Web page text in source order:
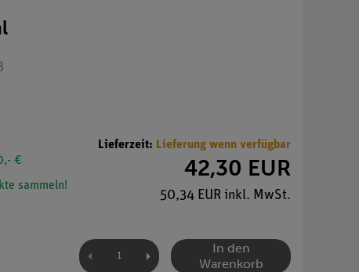
€
sammeln!
Lieferzeit: Lieferung wenn verfügbar
42,30 EUR
50,34 EUR inkl. MwSt.
In den
Warenkorb